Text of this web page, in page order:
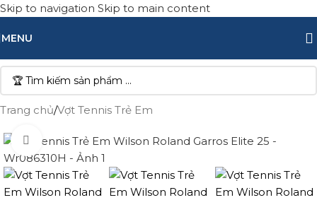
Skip to navigation Skip to main content
MENU
Trang chủ/Vợt Tennis Trẻ Em
Click to enlarge